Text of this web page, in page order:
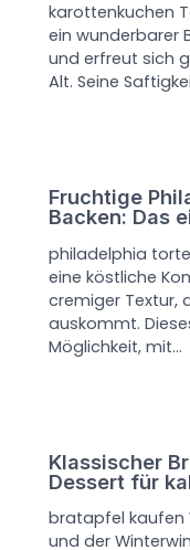
karottenkuchen
ein wunderbarer
und erfreut sich
Alt. Seine
Fruchtige
Backen: Das
philadelphia
eine köstliche
cremiger Textur,
auskommt.
Möglichkeit, mit…
Klassischer
Dessert für
bratapfel kaufen
und der